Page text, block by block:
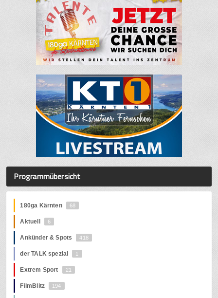
Programmübersicht
180ga Kärnten 68
Aktuell 6
Ankünder & Spots 418
der TALK spezial 1
Extrem Sport 21
FilmBlitz 194